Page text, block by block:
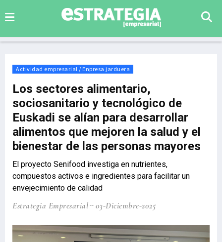
Actividad empresarial / Enpresa jarduera
Los sectores alimentario,
sociosanitario y tecnológico de
Euskadi se alían para desarrollar
alimentos que mejoren la salud y el
bienestar de las personas mayores
El proyecto Senifood investiga en nutrientes,
compuestos activos e ingredientes para facilitar un
envejecimiento de calidad
Estrategia Empresarial 03-Diciembre-2025